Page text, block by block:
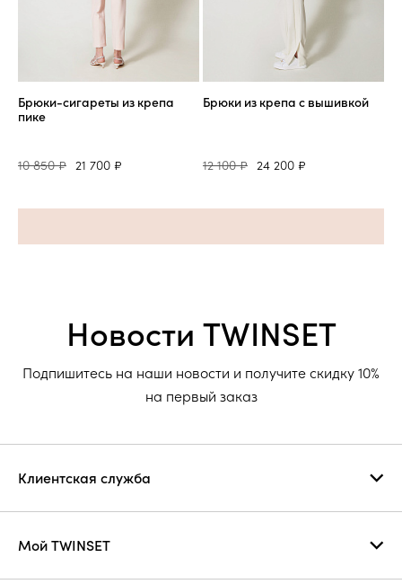
Брюки-сигареты из крепа
пике
10 850 ₽ 21 700 ₽
Брюки из крепа с вышивкой
12 100 ₽ 24 200 ₽
Новости TWINSET
Подпишитесь на наши новости и получите скидку 10%
на первый заказ
Клиентская служба
Мой TWINSET